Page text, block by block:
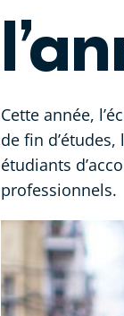
Cette année,
de fin
étudiants
professionnels.